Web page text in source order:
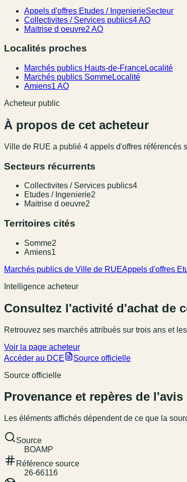
Appels d'offres Etudes / IngenierieSecteur
Collectivites / Services publics4 AO
Maitrise d oeuvre2 AO
Localités proches
Marchés publics Hauts-de-FranceLocalité
Marchés publics SommeLocalité
Amiens1 AO
Acheteur public
À propos de cet acheteur
Ville de RUE a publié 4 appel s d'offres référencés
Secteurs récurrents
Collectivites / Services publics4
Etudes / Ingenierie2
Maitrise d oeuvre2
Territoires cités
Somme2
Amiens1
Marchés publics de Ville de RUEAppels d'offres
Intelligence acheteur
Consultez l'activité d'achat de
Retrouvez ses marchés attribués sur trois ans et
Voir la page acheteur
Accéder au DCE
Source officielle
Source officielle
Provenance et repères de l'avis
Les éléments affichés dépendent de ce que la
Source
BOAMP
Référence source
26-66116